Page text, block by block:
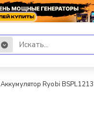
Аккумулятор Ryobi